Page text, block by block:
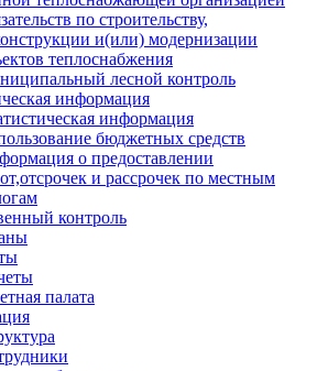
по строительству,
и(или) модернизации
теплоснабжения
лесной контроль
информация
информация
бюджетных средств
о предоставлении
и рассрочек по местным
контроль
палата